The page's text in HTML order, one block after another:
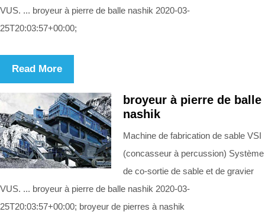
VUS. ... broyeur à pierre de balle nashik 2020-03-
25T20:03:57+00:00;
Read More
broyeur à pierre de balle
nashik
Machine de fabrication de sable VSI
(concasseur à percussion) Système
de co-sortie de sable et de gravier
VUS. ... broyeur à pierre de balle nashik 2020-03-
25T20:03:57+00:00; broyeur de pierres à nashik